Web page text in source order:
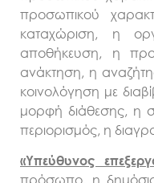
προσωπικού
καταχώριση, η
αποθήκευση, η
ανάκτηση, η
κοινολόγηση με
μορφή διάθεσης, η
περιορισμός, η
«Υπεύθυνος